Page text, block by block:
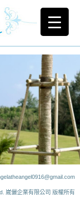
崴儷企業有限公司 版權所有